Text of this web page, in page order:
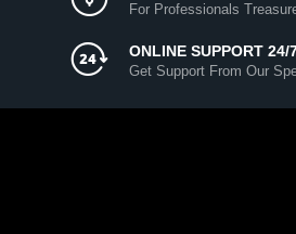
For Professionals
ONLINE SUPPORT 24/
Get Support From Our